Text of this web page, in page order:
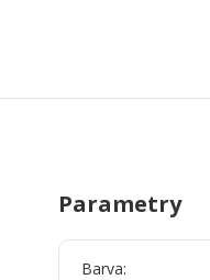
Parametry
Barva